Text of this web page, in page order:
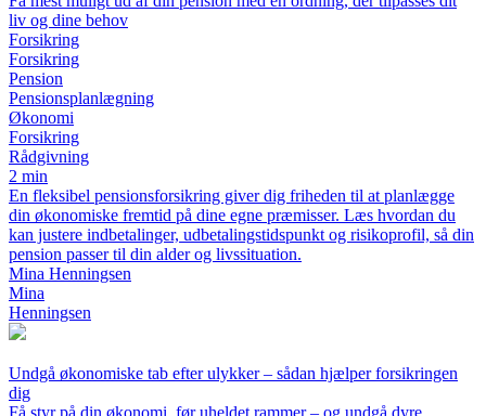
liv og dine behov
Forsikring
Forsikring
Pension
Pensionsplanlægning
Økonomi
Forsikring
Rådgivning
2 min
En fleksibel pensionsforsikring giver dig friheden til at planlægge
din økonomiske fremtid på dine egne præmisser. Læs hvordan du
kan justere indbetalinger, udbetalingstidspunkt og risikoprofil, så din
pension passer til din alder og livssituation.
Mina Henningsen
Mina
Henningsen
Undgå økonomiske tab efter ulykker – sådan hjælper forsikringen
dig